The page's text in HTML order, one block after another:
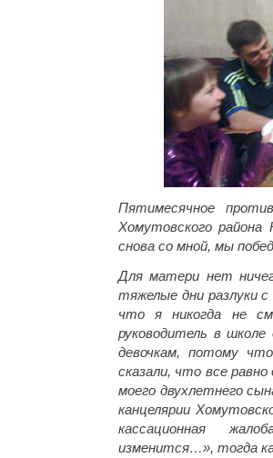
Пятимесячное
Хомутовского района
снова со мной, мы
Для матери нет
тяжелые дни разлуки
что я никогда не
руководитель в
девочкам, потому
сказали, что все
моего двухлетнего
канцелярии
кассационная
изменится…», тогда